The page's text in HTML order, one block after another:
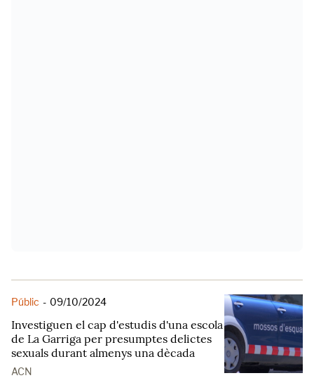
Públic - 09/10/2024
Investiguen el cap d'estudis d'una escola
de La Garriga per presumptes delictes
sexuals durant almenys una dècada
ACN